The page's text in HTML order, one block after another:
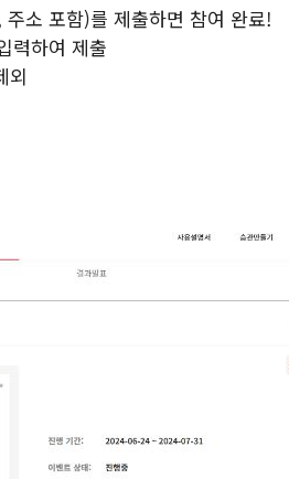
소 포함)를 제출하면 참여 완료!
하여 제출